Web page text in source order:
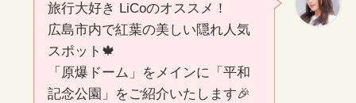
旅行大好き LiCoのオススメ！
広島市内で紅葉の美しい隠れ人気
スポット🍁
「原爆ドーム」をメインに「平和
記念公園」をご紹介いたします🎉